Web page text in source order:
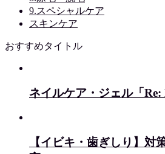
9.スペシャルケア
スキンケア
おすすめタイトル
ネイルケア・ジェル「Re:
【イビキ・歯ぎしり】対